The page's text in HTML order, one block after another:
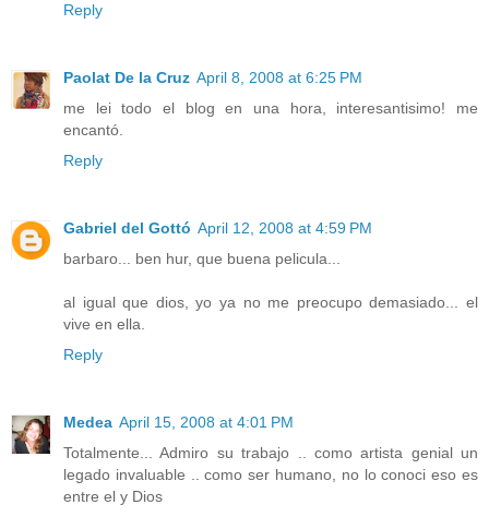
Reply
Paolat De la Cruz April 8, 2008 at 6:25 PM
me lei todo el blog en una hora, interesantisimo! me
encantó.
Reply
Gabriel del Gottó April 12, 2008 at 4:59 PM
barbaro... ben hur, que buena pelicula...
al igual que dios, yo ya no me preocupo demasiado... el
vive en ella.
Reply
Medea April 15, 2008 at 4:01 PM
Totalmente... Admiro su trabajo .. como artista genial un
legado invaluable .. como ser humano, no lo conoci eso es
entre el y Dios